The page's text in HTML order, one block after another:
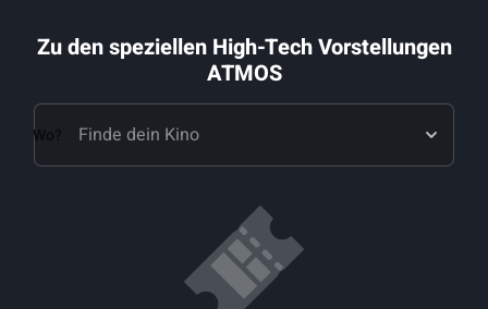
Zu den speziellen High-Tech Vorstellungen
ATMOS
Wo?